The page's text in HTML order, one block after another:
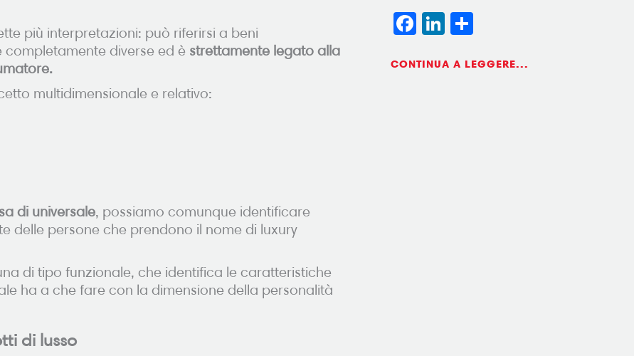
più interpretazioni: può riferirsi a beni
diverse ed è strettamente legato alla
multidimensionale e relativo:
di universale, possiamo comunque identificare
delle persone che prendono il nome di luxury
di tipo funzionale, che identifica le caratteristiche
ha a che fare con la dimensione della personalità
di lusso
Facebook
LinkedIn
CONTINUA A LEGGERE...